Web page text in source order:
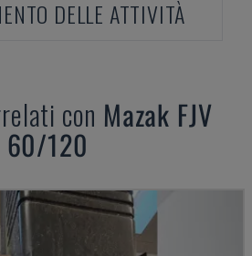
DELLE ATTIVITÀ
con Mazak FJV
60/120